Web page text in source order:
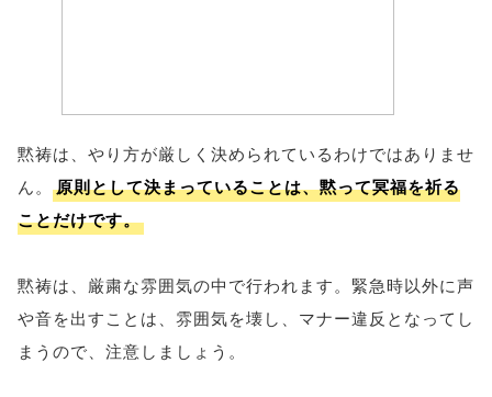
黙祷は、やり方が厳しく決められているわけではありませ
ん。
原則として決まっていることは、黙って冥福を祈る
ことだけです。
黙祷は、厳粛な雰囲気の中で行われます。緊急時以外に声
や音を出すことは、雰囲気を壊し、マナー違反となってし
まうので、注意しましょう。